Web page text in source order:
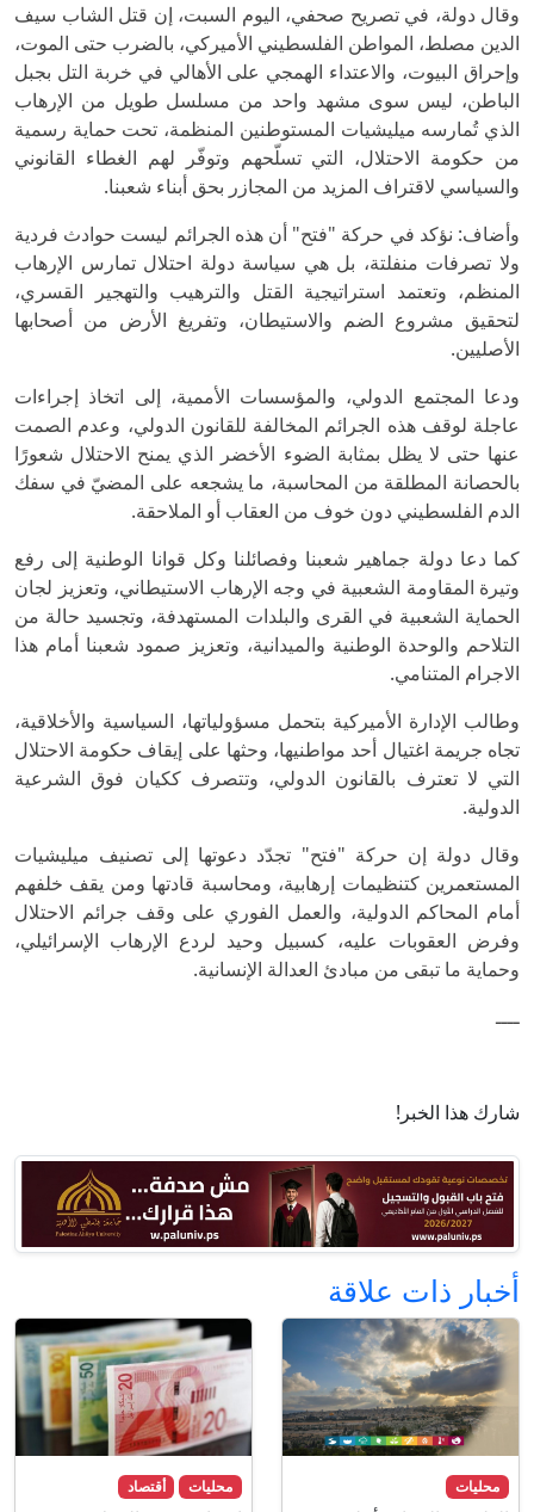
وقال دولة، في تصريح صحفي، اليوم السبت، إن قتل الشاب سيف
الدين مصلط، المواطن الفلسطيني الأميركي، بالضرب حتى الموت،
وإحراق البيوت، والاعتداء الهمجي على الأهالي في خربة التل بجبل
الباطن، ليس سوى مشهد واحد من مسلسل طويل من الإرهاب
الذي تُمارسه ميليشيات المستوطنين المنظمة، تحت حماية رسمية
من حكومة الاحتلال، التي تسلّحهم وتوفّر لهم الغطاء القانوني
والسياسي لاقتراف المزيد من المجازر بحق أبناء شعبنا.
وأضاف: نؤكد في حركة "فتح" أن هذه الجرائم ليست حوادث فردية
ولا تصرفات منفلتة، بل هي سياسة دولة احتلال تمارس الإرهاب
المنظم، وتعتمد استراتيجية القتل والترهيب والتهجير القسري،
لتحقيق مشروع الضم والاستيطان، وتفريغ الأرض من أصحابها
الأصليين.
ودعا المجتمع الدولي، والمؤسسات الأممية، إلى اتخاذ إجراءات
عاجلة لوقف هذه الجرائم المخالفة للقانون الدولي، وعدم الصمت
عنها حتى لا يظل بمثابة الضوء الأخضر الذي يمنح الاحتلال شعورًا
بالحصانة المطلقة من المحاسبة، ما يشجعه على المضيّ في سفك
الدم الفلسطيني دون خوف من العقاب أو الملاحقة.
كما دعا دولة جماهير شعبنا وفصائلنا وكل قوانا الوطنية إلى رفع
وتيرة المقاومة الشعبية في وجه الإرهاب الاستيطاني، وتعزيز لجان
الحماية الشعبية في القرى والبلدات المستهدفة، وتجسيد حالة من
التلاحم والوحدة الوطنية والميدانية، وتعزيز صمود شعبنا أمام هذا
الاجرام المتنامي.
وطالب الإدارة الأميركية بتحمل مسؤولياتها، السياسية والأخلاقية،
تجاه جريمة اغتيال أحد مواطنيها، وحثها على إيقاف حكومة الاحتلال
التي لا تعترف بالقانون الدولي، وتتصرف ككيان فوق الشرعية
الدولية.
وقال دولة إن حركة "فتح" تجدّد دعوتها إلى تصنيف ميليشيات
المستعمرين كتنظيمات إرهابية، ومحاسبة قادتها ومن يقف خلفهم
أمام المحاكم الدولية، والعمل الفوري على وقف جرائم الاحتلال
وفرض العقوبات عليه، كسبيل وحيد لردع الإرهاب الإسرائيلي،
وحماية ما تبقى من مبادئ العدالة الإنسانية.
ــــ
شارك هذا الخبر!
أخبار ذات علاقة
محليات محليات أقتصاد